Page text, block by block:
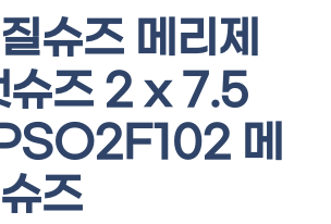
슈즈 메리제
슈즈 2 x 7.5
메
즈